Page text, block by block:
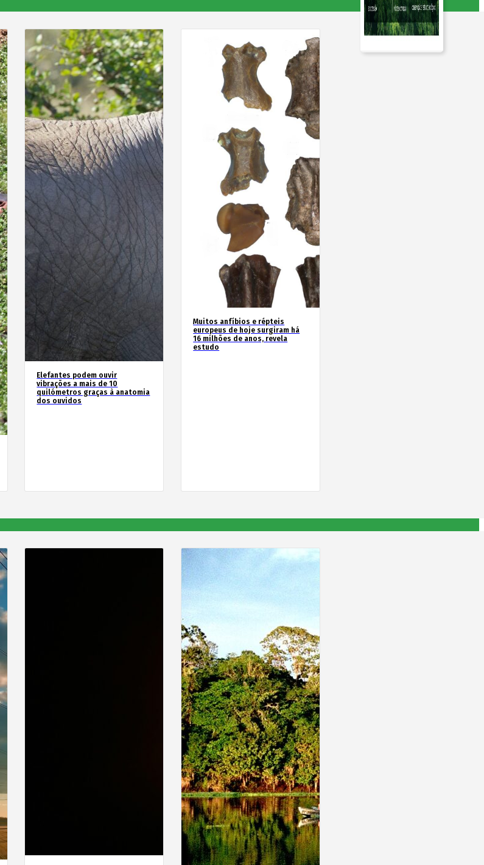
Elefantes podem ouvir
vibrações a mais de 10
quilómetros graças à anatomia
dos ouvidos
Muitos anfíbios e répteis
europeus de hoje surgiram há
16 milhões de anos, revela
estudo